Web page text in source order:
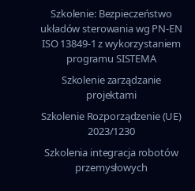
Szkolenie: Bezpieczeństwo
układów sterowania wg PN-EN
ISO 13849-1 z wykorzystaniem
programu SISTEMA
Szkolenie zarządzanie
projektami
Szkolenie Rozporządzenie (UE)
2023/1230
Szkolenia integracja robotów
przemysłowych